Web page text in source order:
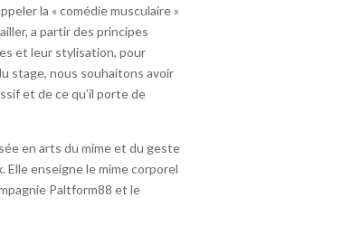
la « comédie musculaire »
a partir des principes
et leur stylisation, pour
stage, nous souhaitons avoir
et de ce qu’il porte de
en arts du mime et du geste
Elle enseigne le mime corporel
Paltform88 et le